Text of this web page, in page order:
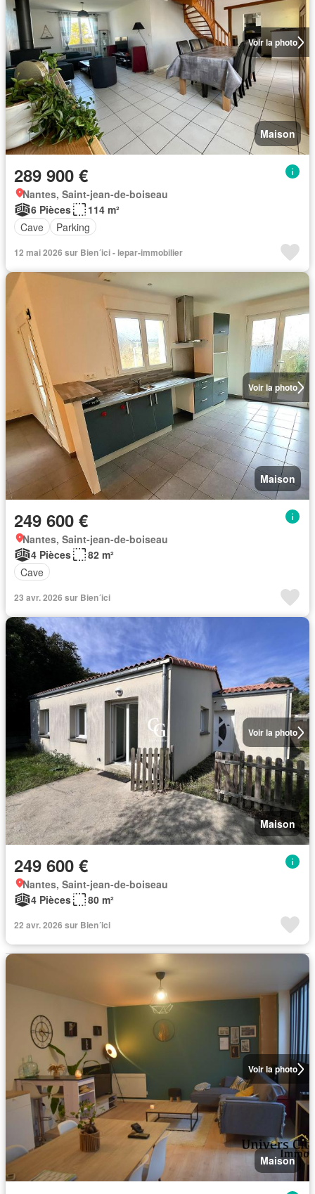
Voir la photo
Maison
289 900 €
Nantes, Saint-jean-de-boiseau
6 Pièces
114 m²
Cave
Parking
12 mai 2026 sur Bien´ici - lepar-immobilier
Voir la photo
Maison
249 600 €
Nantes, Saint-jean-de-boiseau
4 Pièces
82 m²
Cave
23 avr. 2026 sur Bien´ici
Voir la photo
Maison
249 600 €
Nantes, Saint-jean-de-boiseau
4 Pièces
80 m²
22 avr. 2026 sur Bien´ici
Voir la photo
Maison